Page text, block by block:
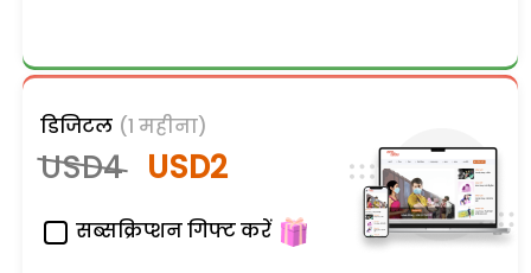
डिजिटल (1 महीना)
USD4 USD2
सब्सक्रिप्शन गिफ्ट करें